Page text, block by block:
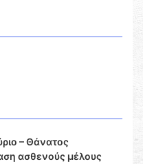
– Θάνατος
ασθενούς μέλους